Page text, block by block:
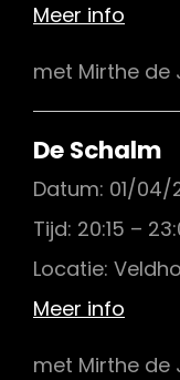
Meer info
met Mirthe de
De Schalm
Datum: 01/04/
Tijd: 20:15 –
Locatie:
Meer info
met Mirthe de